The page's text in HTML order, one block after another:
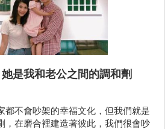
是我和老公之間的調和劑
都不會吵架的幸福文化，但我們就是
，在磨合裡建造著彼此，我們很會吵